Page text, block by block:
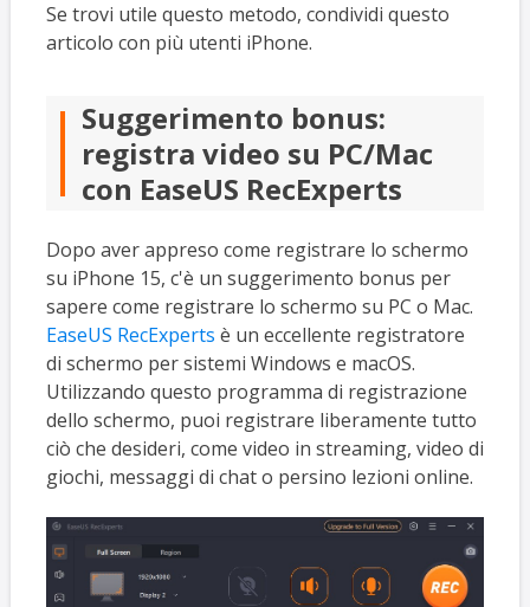
Se trovi utile questo metodo, condividi questo
articolo con più utenti iPhone.
Suggerimento bonus:
registra video su PC/Mac
con EaseUS RecExperts
Dopo aver appreso come registrare lo schermo
su iPhone 15, c'è un suggerimento bonus per
sapere come registrare lo schermo su PC o Mac.
EaseUS RecExperts è un eccellente registratore
di schermo per sistemi Windows e macOS.
Utilizzando questo programma di registrazione
dello schermo, puoi registrare liberamente tutto
ciò che desideri, come video in streaming, video di
giochi, messaggi di chat o persino lezioni online.